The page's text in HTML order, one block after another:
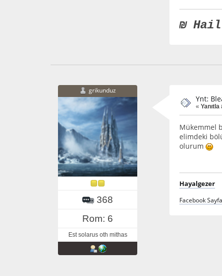
₪
grikunduz
368
Rom: 6
Est solarus oth mithas
Ynt:
« Yanıtla
Mükemmel
elimdeki
olurum
Hayalgezer
Facebook